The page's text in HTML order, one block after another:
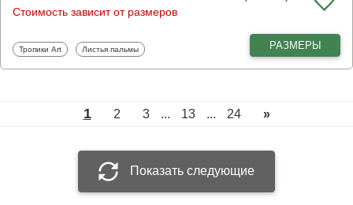
Стоимость зависит от размеров
Фотообои
Тропики Art Фотообои
Листья пальмы РАЗМЕРЫ
1 2 3 ... 13 ... 24 »
Показать следующие